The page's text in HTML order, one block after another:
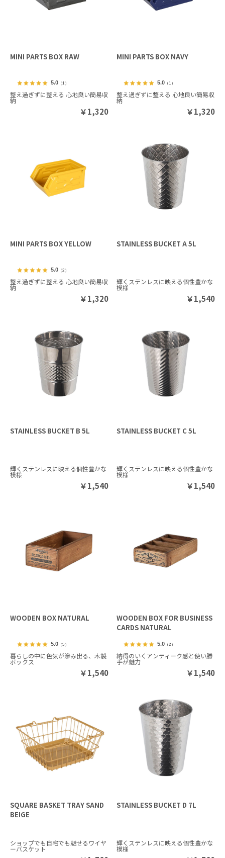
MINI PARTS BOX RAW
5.0（1）
整え過ぎずに整える 心地良い簡易収
納
￥1,320
MINI PARTS BOX NAVY
5.0 （1）
整え過ぎずに整える 心地良い簡易収
納
￥1,320
MINI PARTS BOX YELLOW
5.0（2）
整え過ぎずに整える 心地良い簡易収
納
￥1,320
STAINLESS BUCKET A 5L
輝くステンレスに映える個性豊かな
模様
￥1,540
STAINLESS BUCKET B 5L
輝くステンレスに映える個性豊かな
模様
￥1,540
STAINLESS BUCKET C 5L
輝くステンレスに映える個性豊かな
模様
￥1,540
WOODEN BOX NATURAL
5.0（5）
暮らしの中に色気が滲み出る、木製
ボックス
￥1,540
WOODEN BOX FOR BUSINESS
CARDS NATURAL
5.0 （2）
納得のいくアンティーク感と使い勝
手が魅力
￥1,540
SQUARE BASKET TRAY SAND
BEIGE
ショップでも自宅でも魅せるワイヤ
ーバスケット
STAINLESS BUCKET D 7L
輝くステンレスに映える個性豊かな
模様